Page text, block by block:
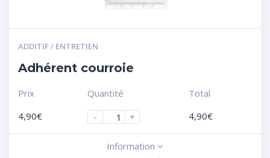
ADDITIF / ENTRETIEN
Adhérent courroie
Prix
4,90€
Quantité
-
+
Total
4,90€
Information